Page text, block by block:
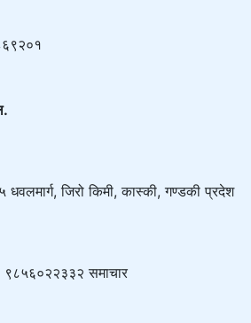
धवलमार्ग, जिरो किमी, कास्की, गण्डकी प्रदेश
९८५६०२२३३२ समाचार